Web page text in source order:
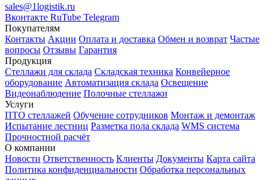
sales@1logistik.ru
Вконтакте RuTube Telegram
Покупателям
Контакты Акции Оплата и доставка Обмен и возврат Частые
вопросы Отзывы Гарантия
Продукция
Стеллажи для склада Складская техника Конвейерное
оборудование Автоматизация склада Освещение
Видеонаблюдение Полочные стеллажи
Услуги
ПТО стеллажей Обучение сотрудников Монтаж и демонтаж
Испытание лестниц Разметка пола склада WMS система
Прочностной расчёт
О компании
Новости Ответственность Клиенты Документы Карта сайта
Политика конфиденциальности Обработка персональных